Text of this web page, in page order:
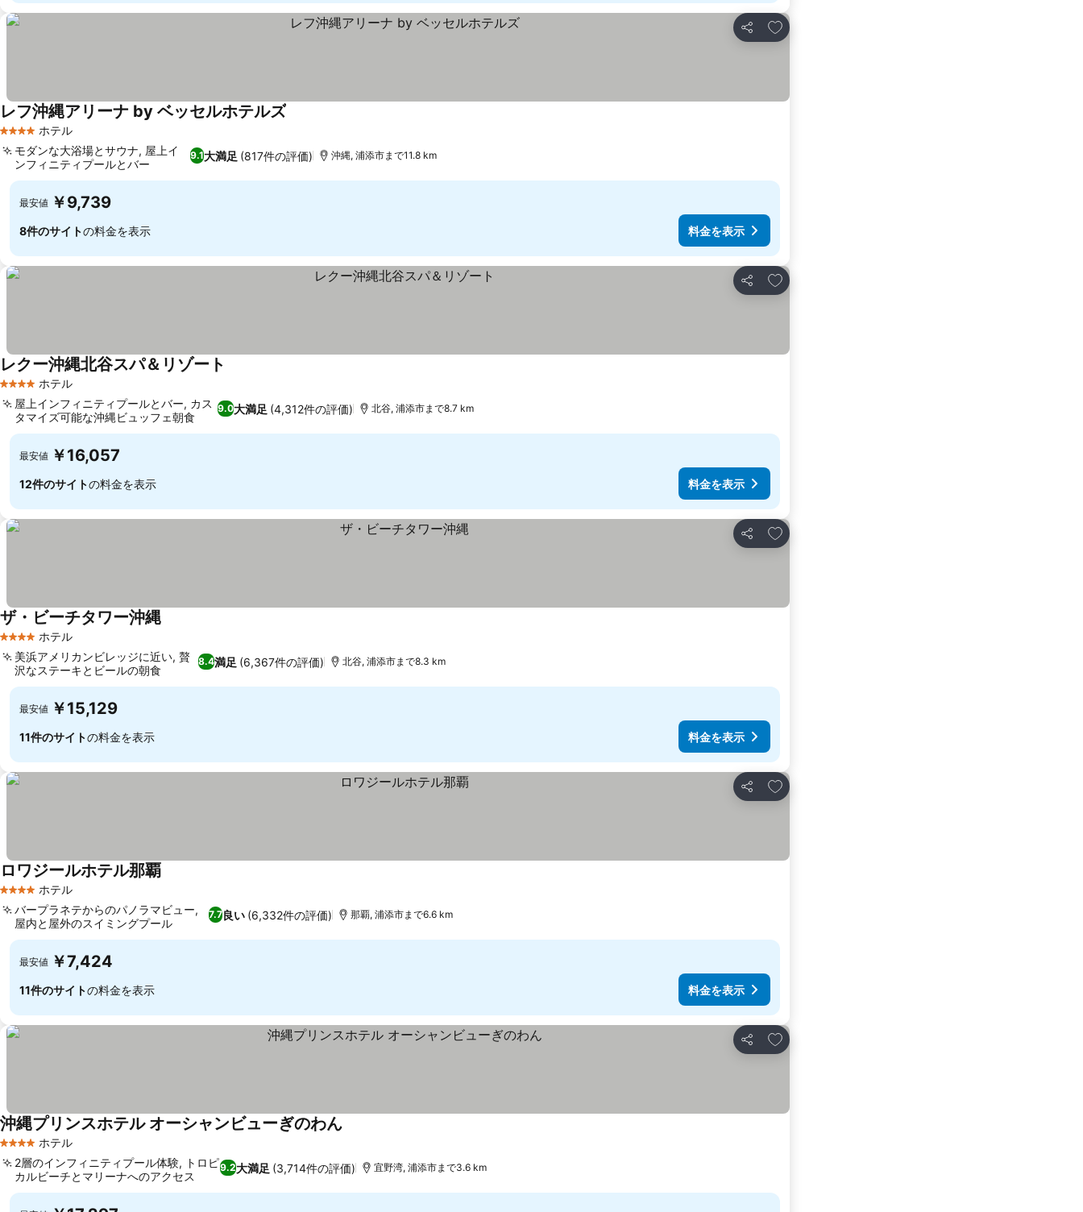
シェア
お気に入りに追加
4 ホテルのランク
ホテル
レフ沖縄アリーナ by ベッセルホテルズ
9.1大満足 (817件の評価)
モダンな大浴場とサウナ, 屋上イ
ンフィニティプールとバー
沖縄, 浦添市まで11.8 km
最安値 ￥9,739
8件のサイトの料金を表示 料金を表示
シェア
お気に入りに追加
4 ホテルのランク
ホテル
レクー沖縄北谷スパ＆リゾート
9.0大満足 (4,312件の評価)
屋上インフィニティプールとバー, カス
タマイズ可能な沖縄ビュッフェ朝食
北谷, 浦添市まで8.7 km
最安値 ￥16,057
12件のサイトの料金を表示 料金を表示
シェア
お気に入りに追加
4 ホテルのランク
ホテル
ザ・ビーチタワー沖縄
8.4満足 (6,367件の評価)
美浜アメリカンビレッジに近い, 贅
沢なステーキとビールの朝食
北谷, 浦添市まで8.3 km
最安値 ￥15,129
11件のサイトの料金を表示 料金を表示
シェア
お気に入りに追加
4 ホテルのランク
ホテル
ロワジールホテル那覇
7.7良い (6,332件の評価)
バープラネテからのパノラマビュー,
屋内と屋外のスイミングプール
那覇, 浦添市まで6.6 km
最安値 ￥7,424
11件のサイトの料金を表示 料金を表示
シェア
お気に入りに追加
4 ホテルのランク
ホテル
沖縄プリンスホテル オーシャンビューぎのわん
9.2大満足 (3,714件の評価)
2層のインフィニティプール体験, トロピ
カルビーチとマリーナへのアクセス
宜野湾, 浦添市まで3.6 km